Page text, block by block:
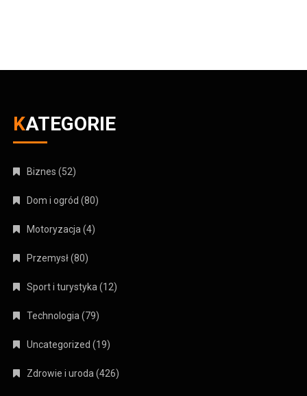
KATEGORIE
Biznes (52)
Dom i ogród (80)
Motoryzacja(4)
Przemysł(80)
Sport i turystyka(12)
Technologia(79)
Uncategorized (19)
Zdrowie i uroda(426)